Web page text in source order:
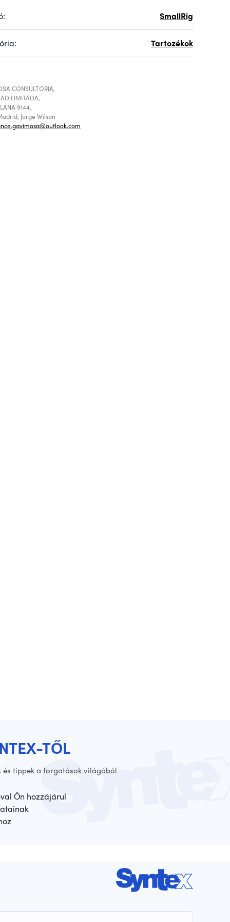
SmallRig
Tartozékok
CONSULTORIA,
LIMITADA,
9144,
Jorge Wilson
TŐL
és tippek a forgatások világából
Ön hozzájárul